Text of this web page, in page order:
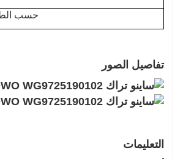
حسب
تفاصيل الصور
التعليمات